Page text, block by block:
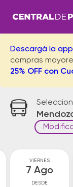
Descargá la app
compras
25% OFF con
VIERNES
7 Ago
DESDE